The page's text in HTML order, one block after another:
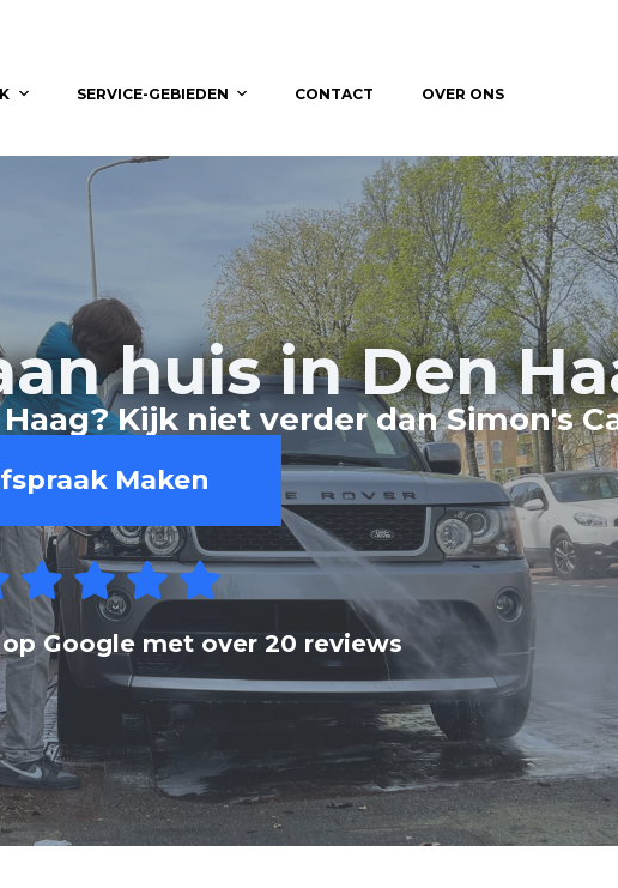
SERVICE-GEBIEDEN CONTACT OVER ONS
huis in Den
Kijk niet verder dan Simon's
Maken
Google met over 20 reviews